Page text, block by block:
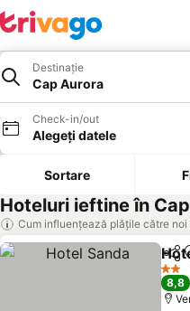
Destinație
Cap Aurora
Check-in/out
Alegeți datele
Sortare
Hoteluri ieftine în
Cum influențează plățile către
2 Stele
8,8